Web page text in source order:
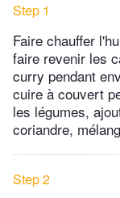
Step 1
Faire chauffer
faire revenir les
curry pendant
cuire à couvert
les légumes,
coriandre,
Step 2